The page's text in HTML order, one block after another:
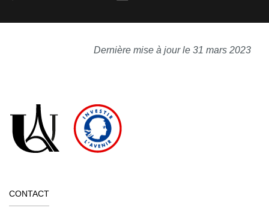
Dernière mise à jour le 31 mars 2023
CONTACT